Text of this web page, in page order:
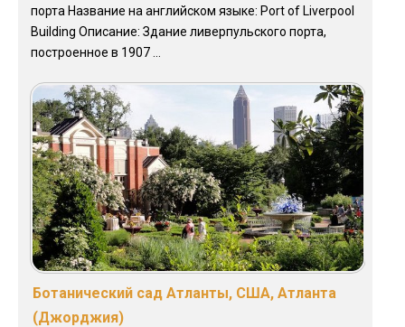
порта Название на английском языке: Port of Liverpool
Building Описание: Здание ливерпульского порта,
построенное в 1907 ...
Ботанический сад Атланты, США, Атланта
(Джорджия)